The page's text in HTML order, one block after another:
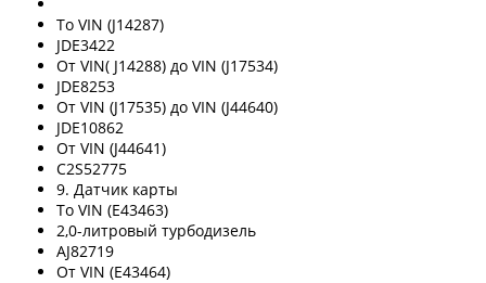
To VIN (J14287)
JDE3422
От VIN( J14288) до VIN (J17534)
JDE8253
От VIN (J17535) до VIN (J44640)
JDE10862
От VIN (J44641)
C2S52775
9. Датчик карты
To VIN (E43463)
2,0-литровый турбодизель
AJ82719
От VIN (E43464)